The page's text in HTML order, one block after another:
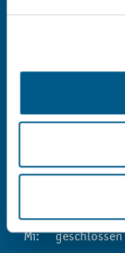
Allgemeine
Mi:
geschlossen